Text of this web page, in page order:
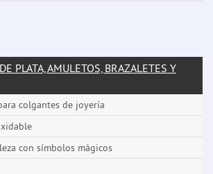
PLATA, AMULETOS, BRAZALETES Y
colgantes de joyería
con símbolos mágicos